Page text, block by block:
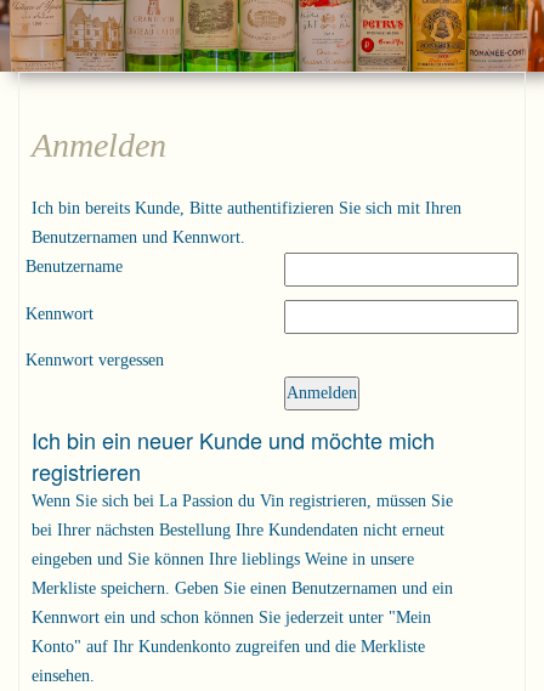
Anmelden
Ich bin bereits Kunde, Bitte authentifizieren Sie sich mit Ihren
Benutzernamen und Kennwort.
Benutzername
Kennwort
Kennwort vergessen
Ich bin ein neuer Kunde und möchte mich
registrieren
Wenn Sie sich bei La Passion du Vin registrieren, müssen Sie
bei Ihrer nächsten Bestellung Ihre Kundendaten nicht erneut
eingeben und Sie können Ihre lieblings Weine in unsere
Merkliste speichern. Geben Sie einen Benutzernamen und ein
Kennwort ein und schon können Sie jederzeit unter "Mein
Konto" auf Ihr Kundenkonto zugreifen und die Merkliste
einsehen.